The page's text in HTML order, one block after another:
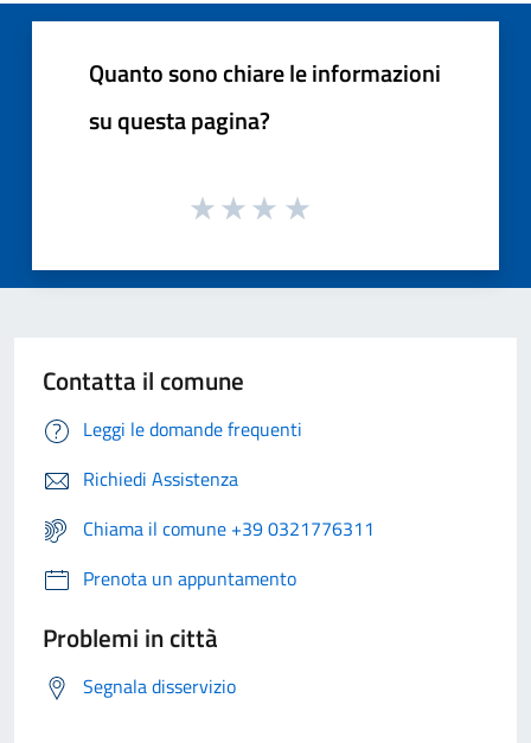
Quanto sono chiare le informazioni
su questa pagina?
Contatta il comune
Leggi le domande frequenti
Richiedi Assistenza
Chiama il comune +39 0321776311
Prenota un appuntamento
Problemi in città
Segnala disservizio